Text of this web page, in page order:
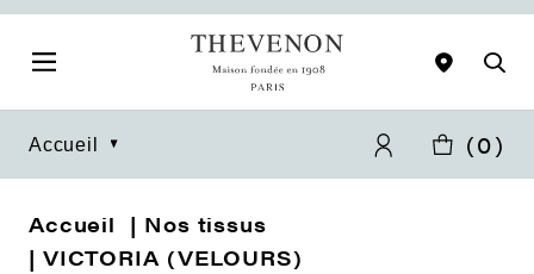
Accueil (0)
Accueil
Nos tissus
VICTORIA (VELOURS)